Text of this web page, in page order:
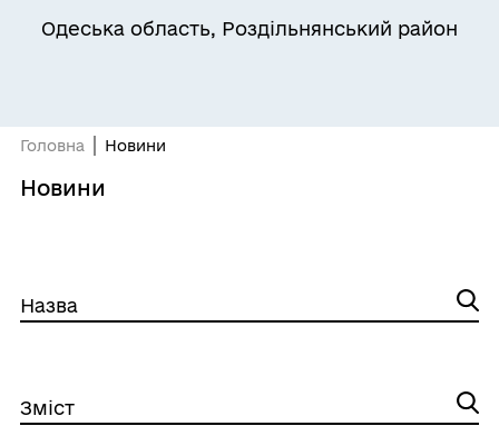
Одеська область, Роздільнянський район
Головна Новини
Новини
Назва
Зміст